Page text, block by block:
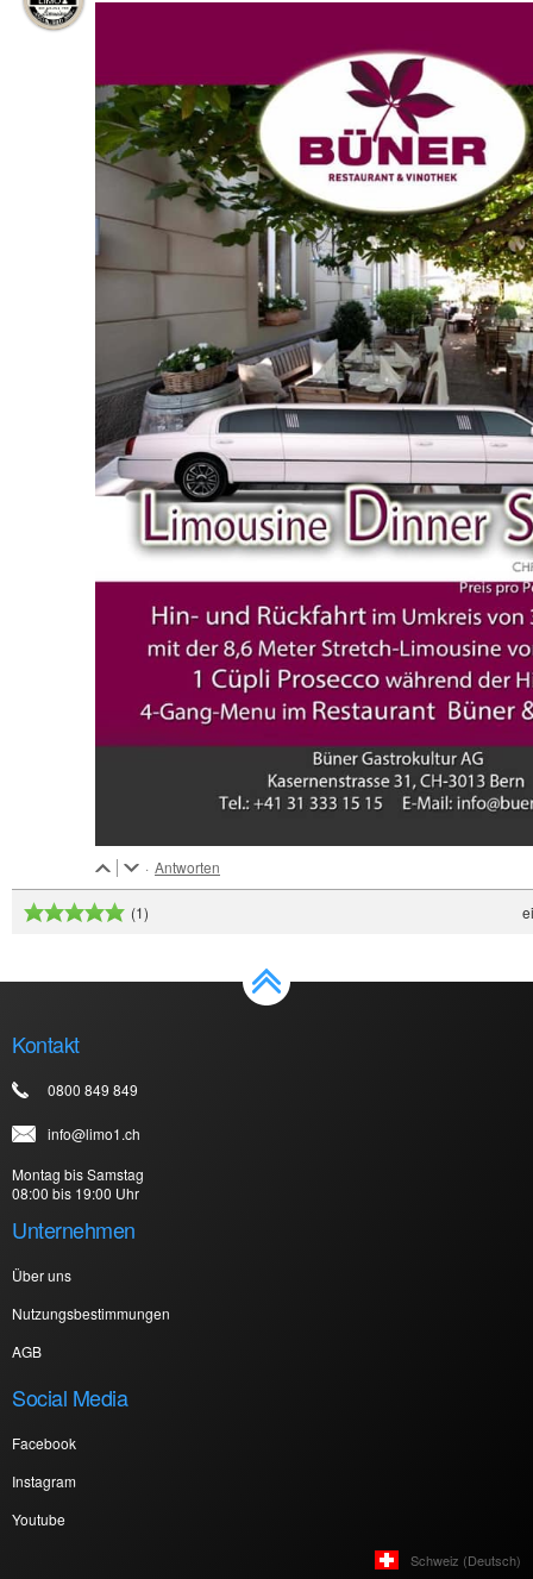
· Antworten
(1)
Kontakt
0800 849 849
info@limo1.ch
Montag bis Samstag
08:00 bis 19:00 Uhr
Unternehmen
Über uns
Nutzungsbestimmungen
AGB
Social Media
Facebook
Instagram
Youtube
Schweiz (Deutsch)